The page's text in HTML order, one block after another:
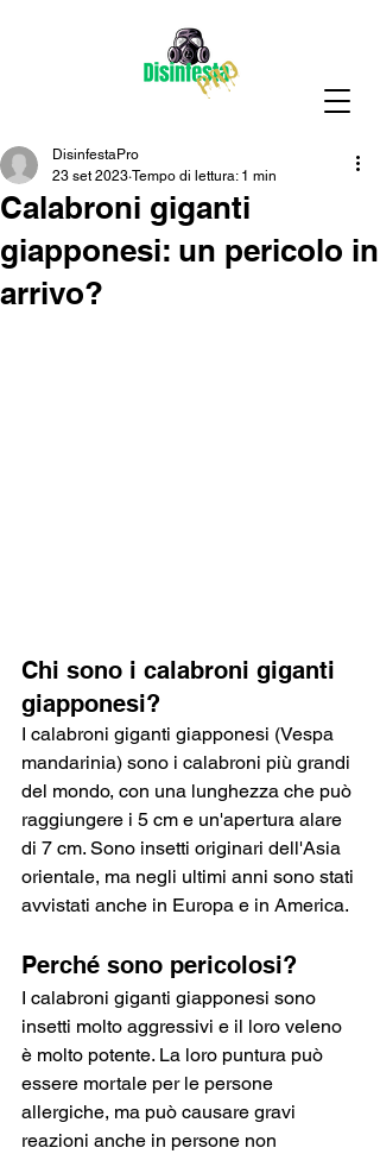
Calabroni giganti
giapponesi: un pericolo in
arrivo?
DisinfestaPro
23 set 2023 Tempo di lettura: 1 min
Chi sono i calabroni giganti
giapponesi?
I calabroni giganti giapponesi (Vespa
mandarinia) sono i calabroni più grandi
del mondo, con una lunghezza che può
raggiungere i 5 cm e un'apertura alare
di 7 cm. Sono insetti originari dell'Asia
orientale, ma negli ultimi anni sono stati
avvistati anche in Europa e in America.
Perché sono pericolosi?
I calabroni giganti giapponesi sono
insetti molto aggressivi e il loro veleno
è molto potente. La loro puntura può
essere mortale per le persone
allergiche, ma può causare gravi
reazioni anche in persone non